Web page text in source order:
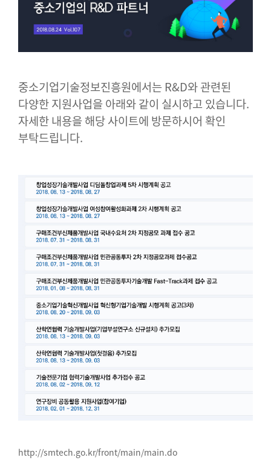
중소기업기술정보진흥원에서는 R&D와 관련된
다양한 지원사업을 아래와 같이 실시하고 있습니다.
자세한 내용을 해당 사이트에 방문하시어 확인
부탁드립니다.
http://smtech.go.kr/front/main/main.do